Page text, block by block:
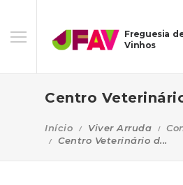
Freguesia
Vinhos
Centro
Início Viver Arruda
Centro Veterinário d...